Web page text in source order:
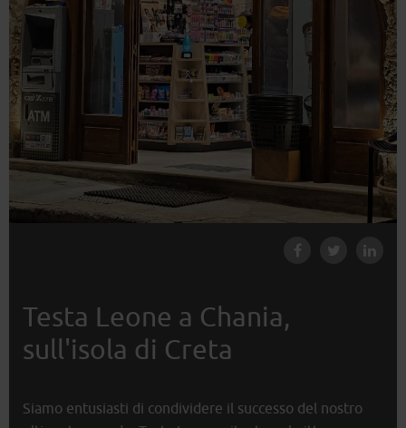
Testa Leone a Chania,
sull'isola di Creta
Siamo entusiasti di condividere il successo del nostro